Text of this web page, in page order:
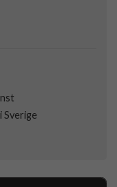
Sverige